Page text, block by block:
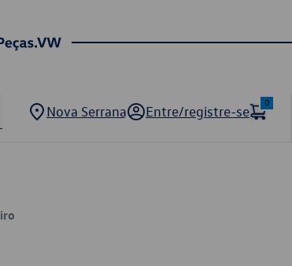
Nova Serrana Entre/registre-se
0